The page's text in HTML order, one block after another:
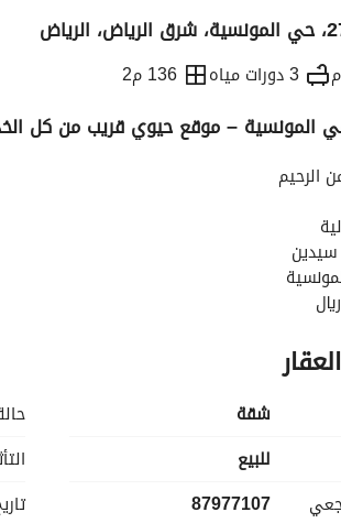
3 دورات مياه 136 م2
معلومات ترخيص الإعلان
المونسية – موقع حيوي قريب من كل
الرحيم
التمويلية الميسرة.
.
.
واقل هامش ربح.
من بنك لبنك.
- مدنين-عساكر-قطاعات خاصة.
البنوك وشركات التمويل.
شقة
للبيع
87977107